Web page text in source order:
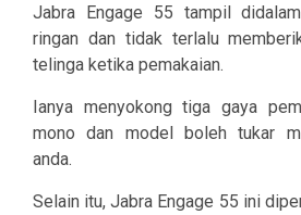
Jabra Engage 55 tampil
ringan dan tidak terlalu
telinga ketika pemakaian.
Ianya menyokong tiga gaya
mono dan model boleh tukar
anda.
Selain itu, Jabra Engage 55 ini